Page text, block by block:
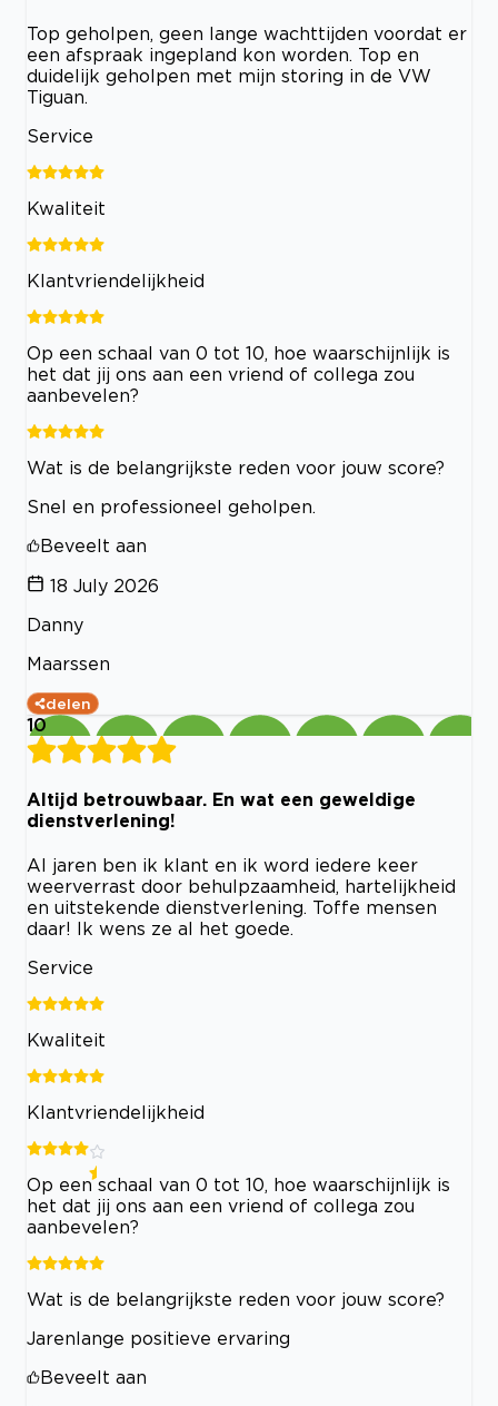
Top geholpen, geen lange wachttijden voordat er
een afspraak ingepland kon worden. Top en
duidelijk geholpen met mijn storing in de VW
Tiguan.
Service
Kwaliteit
Klantvriendelijkheid
Op een schaal van 0 tot 10, hoe waarschijnlijk is
het dat jij ons aan een vriend of collega zou
aanbevelen?
Wat is de belangrijkste reden voor jouw score?
Snel en professioneel geholpen.
Beveelt aan
18 July 2026
Danny
Maarssen
delen
10
Altijd betrouwbaar. En wat een geweldige
dienstverlening!
Al jaren ben ik klant en ik word iedere keer
weerverrast door behulpzaamheid, hartelijkheid
en uitstekende dienstverlening. Toffe mensen
daar! Ik wens ze al het goede.
Service
Kwaliteit
Klantvriendelijkheid
Op een schaal van 0 tot 10, hoe waarschijnlijk is
het dat jij ons aan een vriend of collega zou
aanbevelen?
Wat is de belangrijkste reden voor jouw score?
Jarenlange positieve ervaring
Beveelt aan